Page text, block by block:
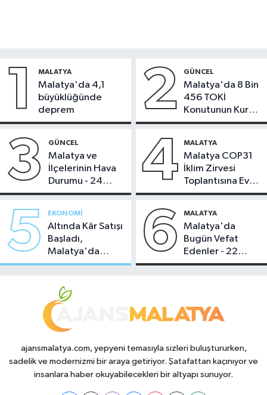
1 MALATYA
Malatya'da 4,1
büyüklüğünde
deprem
2 GÜNCEL
Malatya'da 8 Bin
456 TOKİ
Konutunun Kurası
Bugün Çekiliyor
3 GÜNCEL
Malatya ve
İlçelerinin Hava
Durumu - 24
Temmuz 2026
4 MALATYA
Malatya COP31
İklim Zirvesi
Toplantısına Ev
Sahipliği Yaptı
5 EKONOMI
Altında Kâr Satışı
Başladı,
Malatya'da
Makas Ne
6 MALATYA
Malatya'da
Bugün Vefat
Edenler - 22
Temmuz 2026
ajansmalatya.com, yepyeni temasıyla sizleri buluştururken,
sadelik ve modernizmi bir araya getiriyor. Şatafattan kaçınıyor ve
insanlara haber okuyabilecekleri bir altyapı sunuyor.